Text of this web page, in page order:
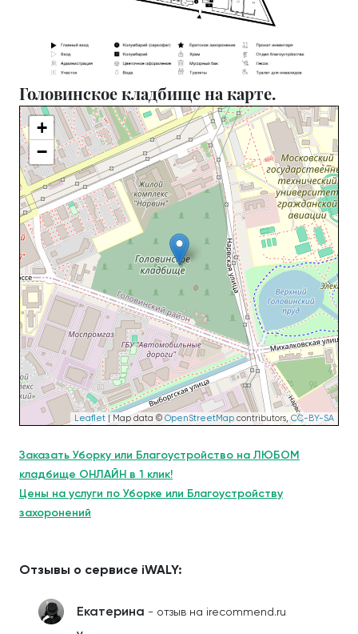
Головинское кладбище на карте.
+
−
Leaflet| Map data © OpenStreetMap contributors, CC-BY-SA
Заказать Уборку или Благоустройство на ЛЮБОМ
кладбище ОНЛАЙН в 1 клик!
Цены на услуги по Уборке или Благоустройству
захоронений
Отзывы о сервисе iWALY:
Екатерина - отзыв на irecommend.ru